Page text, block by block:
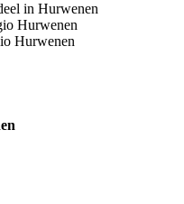
in Hurwenen
Hurwenen
Hurwenen